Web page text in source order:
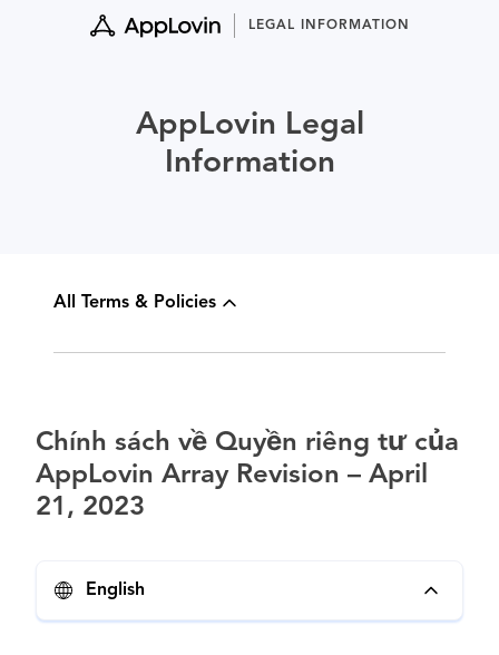
LEGAL INFORMATION
AppLovin Legal
Information
All Terms & Policies
Chính sách về Quyền riêng tư của
AppLovin Array Revision – April
21, 2023
English